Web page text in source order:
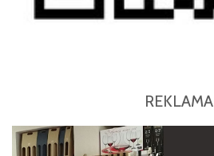
REKLAMA